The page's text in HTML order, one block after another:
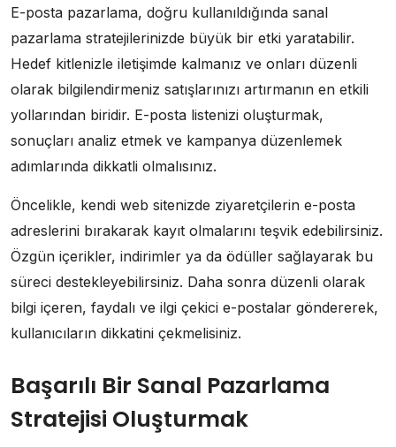
E-posta pazarlama, doğru kullanıldığında sanal
pazarlama stratejilerinizde büyük bir etki yaratabilir.
Hedef kitlenizle iletişimde kalmanız ve onları düzenli
olarak bilgilendirmeniz satışlarınızı artırmanın en etkili
yollarından biridir. E-posta listenizi oluşturmak,
sonuçları analiz etmek ve kampanya düzenlemek
adımlarında dikkatli olmalısınız.
Öncelikle, kendi web sitenizde ziyaretçilerin e-posta
adreslerini bırakarak kayıt olmalarını teşvik edebilirsiniz.
Özgün içerikler, indirimler ya da ödüller sağlayarak bu
süreci destekleyebilirsiniz. Daha sonra düzenli olarak
bilgi içeren, faydalı ve ilgi çekici e-postalar göndererek,
kullanıcıların dikkatini çekmelisiniz.
Başarılı Bir Sanal Pazarlama
Stratejisi Oluşturmak